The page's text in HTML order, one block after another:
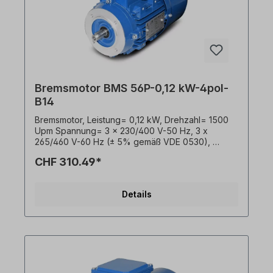
Bremsmotor BMS 56P-0,12 kW-4pol-
B14
Bremsmotor, Leistung= 0,12 kW, Drehzahl= 1500
Upm Spannung= 3 x 230/400 V-50 Hz, 3 x
265/460 V-60 Hz (± 5% gemäß VDE 0530),
IP55, Bremse= 4 Nm 230V mit Gleichrichter.
Welle= 9 x 20 mm, Kugellager= SKF, C&U oder
Motorfüße= an- bzw. abschraubbar. Der
Elektromotor im stromlosen Zustand. Im Umrichter-
CHF 310.49*
Details